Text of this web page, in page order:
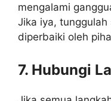
mengalami
Jika iya,
diperbaiki oleh
7. Hubungi